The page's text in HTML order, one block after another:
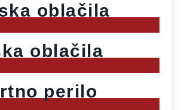
oblačila
oblačila
perilo